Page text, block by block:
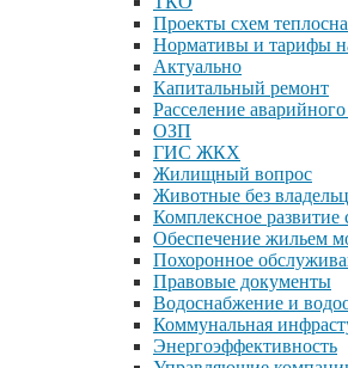
Проекты схем
Нормативы и тарифы
Актуально
Капитальный ремонт
Расселение
ОЗП
ГИС ЖКХ
Жилищный вопрос
Животные без
Комплексное развитие
Обеспечение жильем
Похоронное
Правовые документы
Водоснабжение и
Коммунальная
Энергоэффективность